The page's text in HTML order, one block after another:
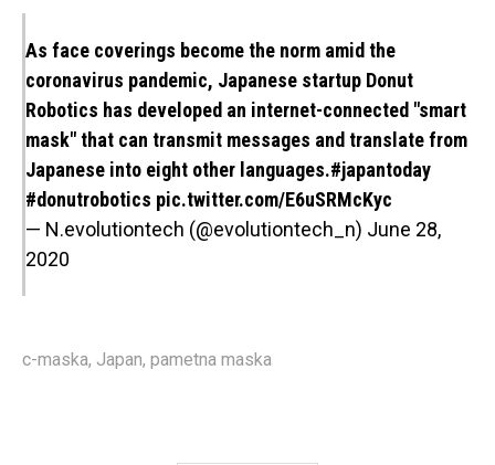
As face coverings become the norm amid the
coronavirus pandemic, Japanese startup Donut
Robotics has developed an internet-connected "smart
mask" that can transmit messages and translate from
Japanese into eight other languages.#japantoday
#donutrobotics pic.twitter.com/E6uSRMcKyc
— N.evolutiontech (@evolutiontech_n) June 28,
2020
c-maska, Japan, pametna maska